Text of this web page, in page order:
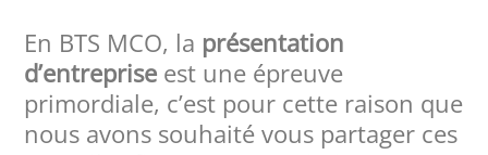
En BTS MCO, la présentation
d’entreprise est une épreuve
primordiale, c’est pour cette raison que
nous avons souhaité vous partager ces